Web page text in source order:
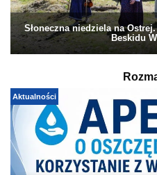
Słoneczna niedziela na
Beskidu
Aktualności